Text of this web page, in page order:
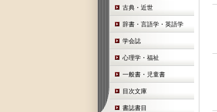
古典・近世
辞書・言語学・英語学
学会誌
心理学・福祉
一般書・児童書
目次文庫
書誌書目